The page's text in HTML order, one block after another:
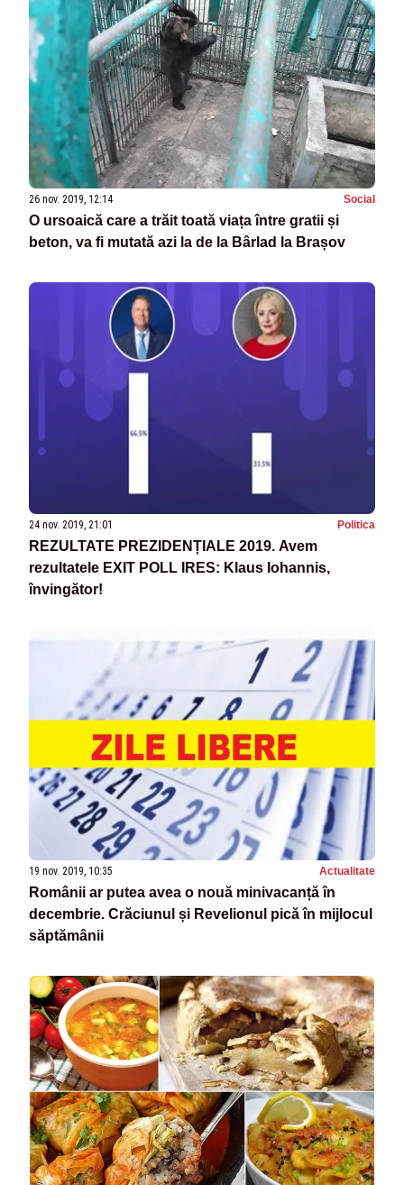
26 nov. 2019, 12:14 Social
O ursoaică care a trăit toată viața între gratii și
beton, va fi mutată azi la de la Bârlad la Brașov
24 nov. 2019, 21:01 Politica
REZULTATE PREZIDENȚIALE 2019. Avem
rezultatele EXIT POLL IRES: Klaus Iohannis,
învingător!
19 nov. 2019, 10:35 Actualitate
Românii ar putea avea o nouă minivacanță în
decembrie. Crăciunul și Revelionul pică în mijlocul
săptămânii